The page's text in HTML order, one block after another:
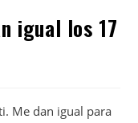
igual los 17
Me dan igual para